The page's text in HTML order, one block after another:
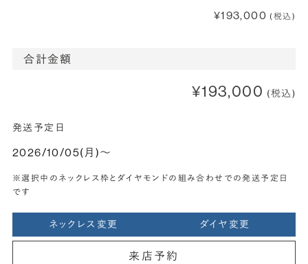
¥193,000 (税込)
合計金額
¥193,000 (税込)
発送予定日
2026/10/05(月)〜
※選択中のネックレス枠とダイヤモンドの組み合わせでの発送予定日
です
ネックレス変更 ダイヤ変更
来店予約